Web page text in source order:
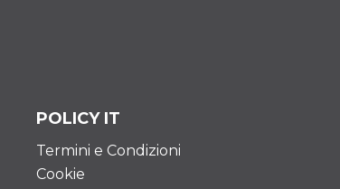
POLICY IT
Termini e Condizioni
Cookie